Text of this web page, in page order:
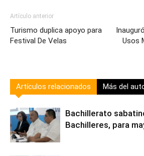
Artículo anterior
Turismo duplica apoyo para
Festival De Velas
Usos
Artículos relacionados Más del
Bachillerato
Bachilleres, para